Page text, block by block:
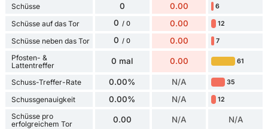
Schüsse 0 0.00 6
Schüsse auf das Tor 0 / 0 0.00 12
Schüsse neben das Tor 0 / 0 0.00 7
Pfosten- &
Lattentreffer
0 mal 0.00 61
Schuss-Treffer-Rate 0.00% N/A 35
Schussgenauigkeit 0.00% N/A 12
Schüsse pro
erfolgreichem Tor
0.00 N/A N/A